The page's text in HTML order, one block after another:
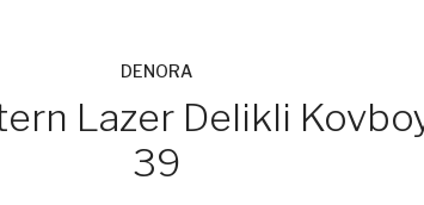
DENORA
Lazer Delikli
39